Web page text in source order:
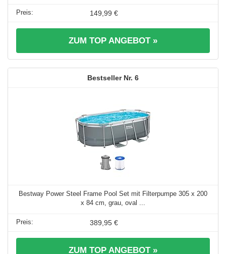
149,99 €
ZUM TOP ANGEBOT »
6
Bestway Power Steel Frame Pool Set mit Filterpumpe 305 x 200
x 84 cm, grau, oval ...
389,95 €
ZUM TOP ANGEBOT »